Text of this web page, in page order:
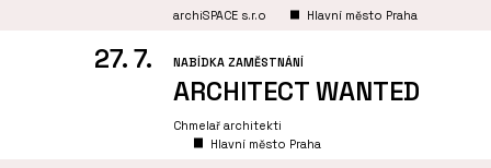
archiSPACE s.r.o Hlavní město Praha
27. 7. NABÍDKA ZAMĚSTNÁNÍ
ARCHITECT WANTED
Chmelař architekti
Hlavní město Praha